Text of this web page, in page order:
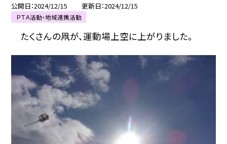
公開日 2024/12/15 更新日 2024/12/15
ＰＴＡ活動・地域連携活動
たくさんの凧が、運動場上空に上がりました。